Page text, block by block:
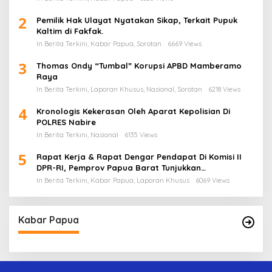
2
Pemilik Hak Ulayat Nyatakan Sikap, Terkait Pupuk
Kaltim di Fakfak.
In Berita Terkini, Kabar Papua, Sorotan 6669 Views
3
Thomas Ondy “Tumbal” Korupsi APBD Mamberamo
Raya
In Berita Terkini, Laporan Khusus, Nasional, Sorotan 6218 Views
4
Kronologis Kekerasan Oleh Aparat Kepolisian Di
POLRES Nabire
In Berita Terkini, Nasional 6135 Views
5
Rapat Kerja & Rapat Dengar Pendapat Di Komisi II
DPR-RI, Pemprov Papua Barat Tunjukkan
Keberpihakan Terhadap Aspirasi Masyarakat!
In Berita Terkini, Kabar Papua, Laporan Khusus 6069 Views
Kabar Papua